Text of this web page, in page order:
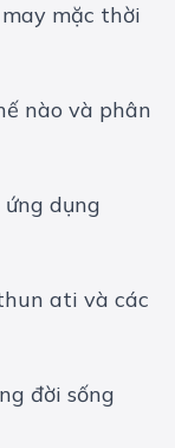
mặc thời
nào và phân
dụng
ati và các
đời sống